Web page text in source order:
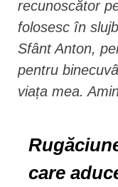
recunoscător
folosesc în
Sfânt Anton,
pentru
viața mea.
care